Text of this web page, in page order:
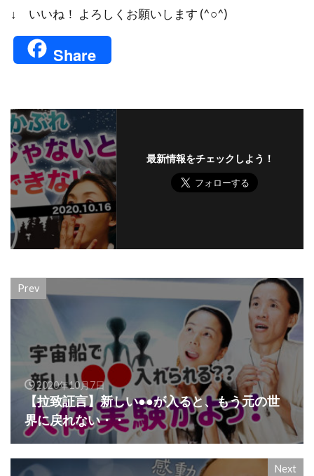
↓ いいね！ よろしくお願いします (^○^)
Share
最新情報をチェックしよう！
Prev
2020年10月7日
【拉致証言】新しい●●が入ると、もう元の世
界に戻れない・・
Next